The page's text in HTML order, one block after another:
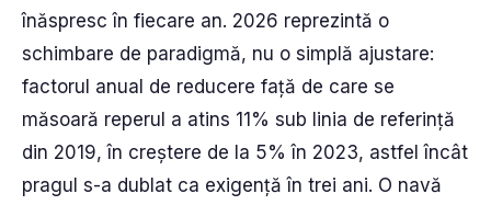
înăspresc în fiecare an. 2026 reprezintă o
schimbare de paradigmă, nu o simplă ajustare:
factorul anual de reducere față de care se
măsoară reperul a atins 11% sub linia de referință
din 2019, în creștere de la 5% în 2023, astfel încât
pragul s-a dublat ca exigență în trei ani. O navă